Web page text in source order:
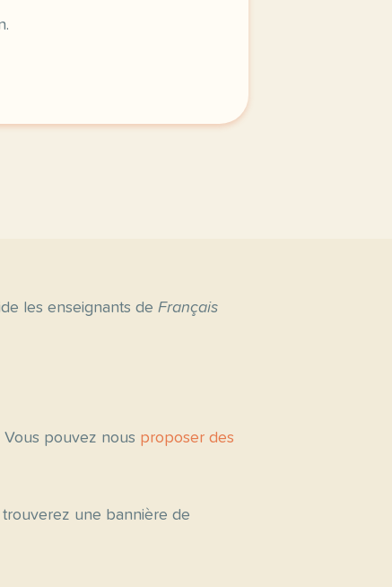
les enseignants de Français
Vous pouvez nous proposer des
une bannière de